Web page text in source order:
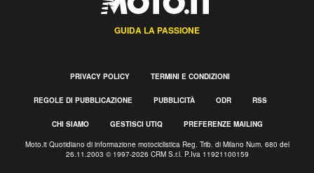
GUIDA LA PASSIONE
PRIVACY POLICY TERMINI E CONDIZIONI
REGOLE DI PUBBLICAZIONE PUBBLICITÀ ODR RSS
CHI SIAMO GESTISCI UTIQ PREFERENZE MAILING
Moto.it Quotidiano di informazione motociclistica Reg. Trib. di Milano Num. 680 del
26.11.2003 © 1997-2026 CRM S.r.l. P.Iva 11921100159